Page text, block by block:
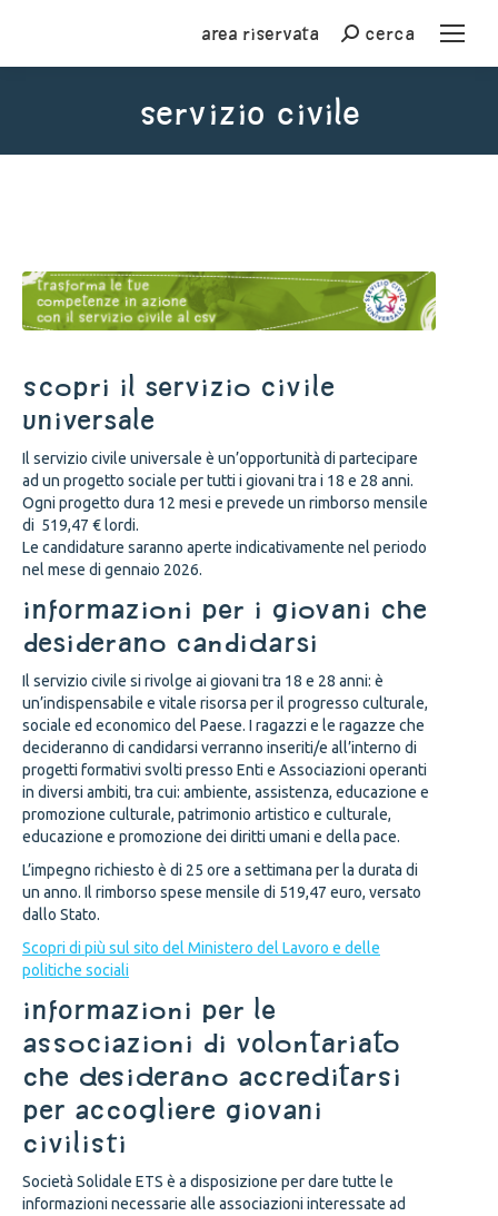
Area riservata Cercacerca
Servizio civile
SCOPRI IL SERVIZIO CIVILE
UNIVERSALE
Il servizio civile universale è un’opportunità di partecipare
ad un progetto sociale per tutti i giovani tra i 18 e 28 anni.
Ogni progetto dura 12 mesi e prevede un rimborso mensile
di 519,47 € lordi.
Le candidature saranno aperte indicativamente nel periodo
nel mese di gennaio 2026.
INFORMAZIONI PER I GIOVANI CHE
DESIDERANO CANDIDARSI
Il servizio civile si rivolge ai giovani tra 18 e 28 anni: è
un’indispensabile e vitale risorsa per il progresso culturale,
sociale ed economico del Paese. I ragazzi e le ragazze che
decideranno di candidarsi verranno inseriti/e all’interno di
progetti formativi svolti presso Enti e Associazioni operanti
in diversi ambiti, tra cui: ambiente, assistenza, educazione e
promozione culturale, patrimonio artistico e culturale,
educazione e promozione dei diritti umani e della pace.
L’impegno richiesto è di 25 ore a settimana per la durata di
un anno. Il rimborso spese mensile di 519,47 euro, versato
dallo Stato.
Scopri di più sul sito del Ministero del Lavoro e delle
politiche sociali
INFORMAZIONI PER LE
ASSOCIAZIONI DI VOLONTARIATO
CHE DESIDERANO ACCREDITARSI
PER ACCOGLIERE GIOVANI
CIVILISTI
Società Solidale ETS è a disposizione per dare tutte le
informazioni necessarie alle associazioni interessate ad